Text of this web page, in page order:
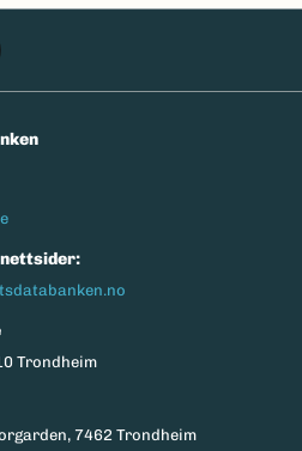
Trondheim
7462 Trondheim